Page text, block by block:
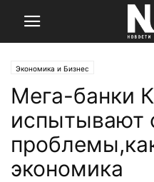
Экономика и Бизнес
Мега-банки
испытывают
экономика